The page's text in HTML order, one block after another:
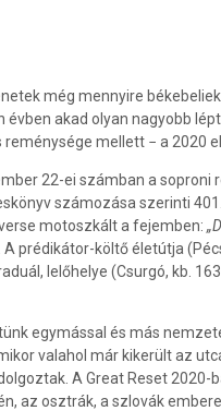
még mennyire
akad olyan nagyobb
mellett − a
22-ei számban a
számozása szerinti
motoszkált a fejemben:
prédikátor-költő életútja
lelőhelye (Csurgó, kb.
egymással és más
valahol már kikerült az
A Great Reset
az osztrák, a szlovák